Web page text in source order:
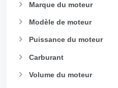
Marque du moteur
Modèle de moteur
Puissance du moteur
Carburant
Volume du moteur